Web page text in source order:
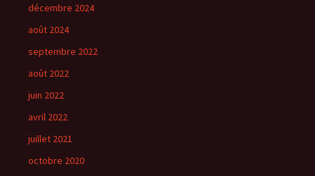
décembre 2024
août 2024
septembre 2022
août 2022
juin 2022
avril 2022
juillet 2021
octobre 2020